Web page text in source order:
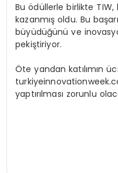
Bu ödüllerle birlikte
kazanmış oldu. Bu
büyüdüğünü ve
pekiştiriyor.
Öte yandan katılımın
yaptırılması zorunlu